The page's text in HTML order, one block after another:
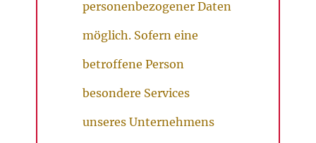
personenbezogener Daten
möglich. Sofern eine
betroffene Person
besondere Services
unseres Unternehmens